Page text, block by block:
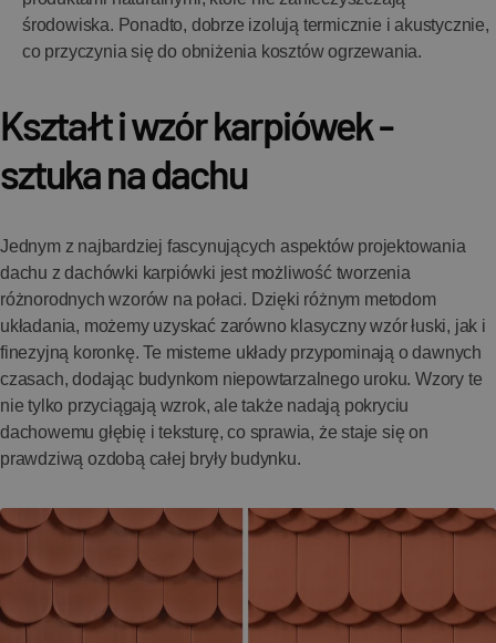
środowiska. Ponadto, dobrze izolują termicznie i akustycznie,
co przyczynia się do obniżenia kosztów ogrzewania.
Kształt i wzór karpiówek -
sztuka na dachu
Jednym z najbardziej fascynujących aspektów projektowania
dachu z dachówki karpiówki jest możliwość tworzenia
różnorodnych wzorów na połaci. Dzięki różnym metodom
układania, możemy uzyskać zarówno klasyczny wzór łuski, jak i
finezyjną koronkę. Te misterne układy przypominają o dawnych
czasach, dodając budynkom niepowtarzalnego uroku. Wzory te
nie tylko przyciągają wzrok, ale także nadają pokryciu
dachowemu głębię i teksturę, co sprawia, że staje się on
prawdziwą ozdobą całej bryły budynku.